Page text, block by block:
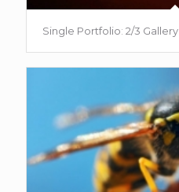
Single Portfolio: 2/3 Gallery